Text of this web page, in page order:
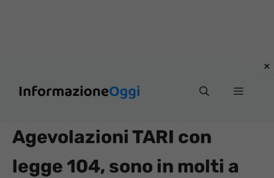
Menu
Agevolazioni TARI con
legge 104, sono in molti a